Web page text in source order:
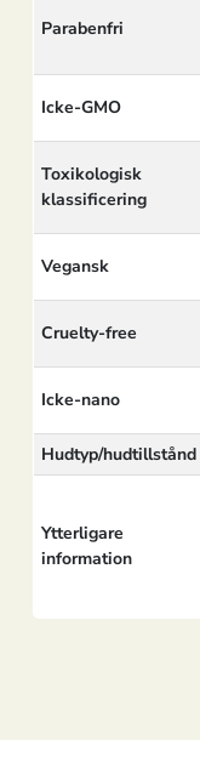
Parabenfri
Icke-GMO
Toxikologisk
klassificering
Vegansk
Cruelty-free
Icke-nano
Hudtyp/hudtillstånd
Ytterligare
information